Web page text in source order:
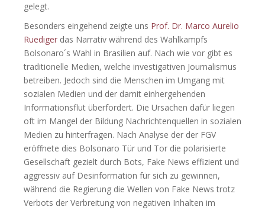
gelegt.
Besonders eingehend zeigte uns Prof. Dr. Marco Aurelio
Ruediger das Narrativ während des Wahlkampfs
Bolsonaro´s Wahl in Brasilien auf. Nach wie vor gibt es
traditionelle Medien, welche investigativen Journalismus
betreiben. Jedoch sind die Menschen im Umgang mit
sozialen Medien und der damit einhergehenden
Informationsflut überfordert. Die Ursachen dafür liegen
oft im Mangel der Bildung Nachrichtenquellen in sozialen
Medien zu hinterfragen. Nach Analyse der der FGV
eröffnete dies Bolsonaro Tür und Tor die polarisierte
Gesellschaft gezielt durch Bots, Fake News effizient und
aggressiv auf Desinformation für sich zu gewinnen,
während die Regierung die Wellen von Fake News trotz
Verbots der Verbreitung von negativen Inhalten im